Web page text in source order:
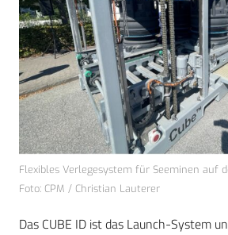
Flexibles Verlegesystem für Seeminen auf
Foto: CPM / Christian Lauterer
Das CUBE ID ist das Launch-System